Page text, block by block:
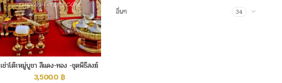
อื่นๆ 34
เช่าโต๊ะหมู่บูชา สีแดง-ทอง -ชุดพิธีสงฆ์
3,500.0 ฿